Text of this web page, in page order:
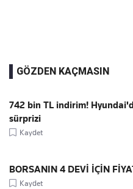
GÖZDEN KAÇMASIN
742 bin TL indirim!
sürprizi
Kaydet
BORSANIN 4 DEVİ İÇİN
Kaydet